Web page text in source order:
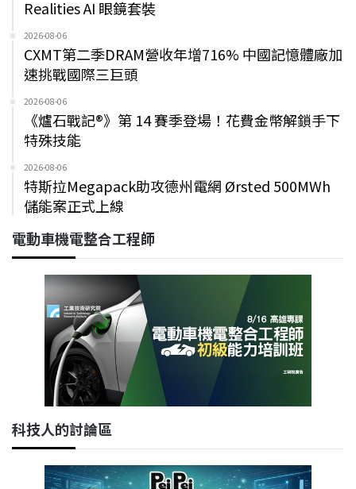
Realities AI 眼鏡套裝
2026-08-06
CXMT第二季DRAM營收年增716% 中國記憶體廠加
速挑戰國際三巨頭
2026-08-06
《爐石戰記®》第 14 賽季登場！花費金幣解鎖手下
特殊技能
2026-08-06
特斯拉Megapack助攻德州電網 Ørsted 500MWh
儲能案正式上線
電動車機電整合工程師
科技人的討論區